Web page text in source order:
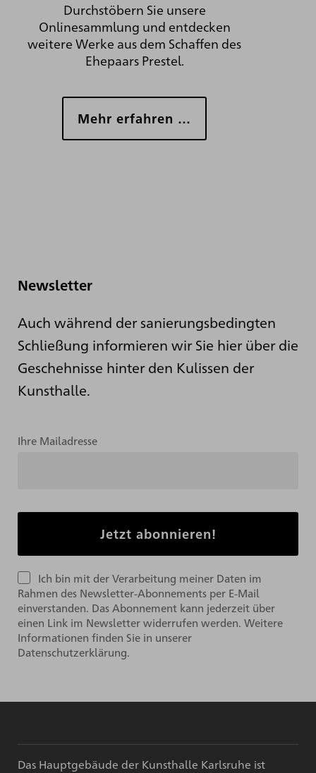
Durchstöbern Sie unsere
Onlinesammlung und entdecken
weitere Werke aus dem Schaffen des
Ehepaars Prestel.
Mehr erfahren …
Newsletter
Auch während der sanierungsbedingten
Schließung informieren wir Sie hier über die
Geschehnisse hinter den Kulissen der
Kunsthalle.
Ihre Mailadresse
Ich bin mit der Verarbeitung meiner Daten im
Rahmen des Newsletter-Abonnements per E-Mail
einverstanden. Das Abonnement kann jederzeit über
einen Link im Newsletter widerrufen werden. Weitere
Informationen finden Sie in unserer
Datenschutzerklärung.
Das Hauptgebäude der Kunsthalle Karlsruhe ist